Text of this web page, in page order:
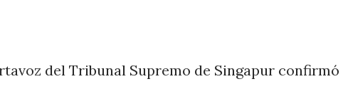
del Tribunal Supremo de Singapur confirmó